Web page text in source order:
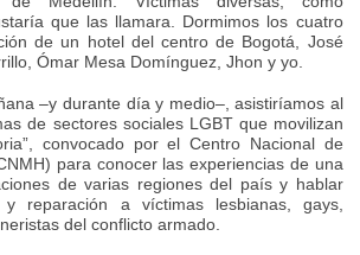
que las llamara. Dormimos los cuatro
de un hotel del centro de Bogotá, José
Ómar Mesa Domínguez, Jhon y yo.
–y durante día y medio–, asistiríamos al
de sectores sociales LGBT que movilizan
convocado por el Centro Nacional de
para conocer las experiencias de una
de varias regiones del país y hablar
y reparación a víctimas lesbianas, gays,
del conflicto armado.